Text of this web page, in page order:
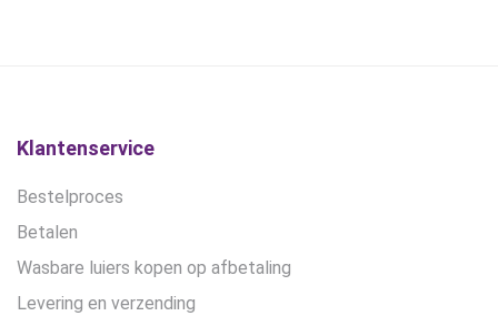
de
Klantenservice
Bestelproces
Betalen
Wasbare luiers kopen op afbetaling
Levering en verzending